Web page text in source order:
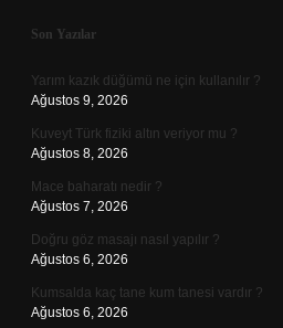
Sidebar
Son Yazılar
Yarım kazık düğümü ne için kullanılır ?
Ağustos 9, 2026
Kuveyt Türk fiziki altın veriyor mu ?
Ağustos 8, 2026
Mace baharatı nedir ?
Ağustos 7, 2026
Doğru göz masajı nasıl yapılır ?
Ağustos 6, 2026
Kumsalda kaç tane kum tanesi vardır ?
Ağustos 6, 2026